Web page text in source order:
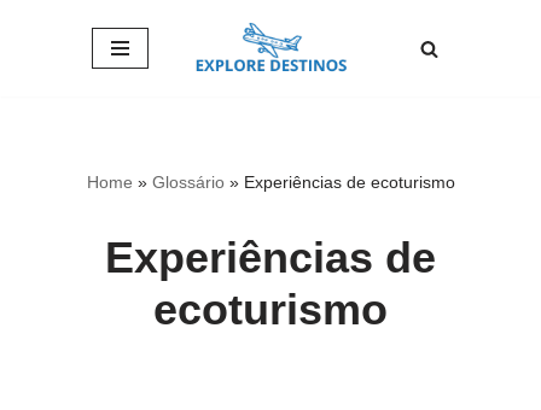
Home » Glossário» Experiências de ecoturismo
Experiências de
ecoturismo